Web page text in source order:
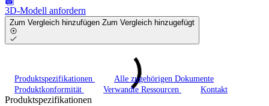
3D-Modell anfordern
Zum Vergleich hinzufügen Zum Vergleich hinzugefügt
Produktspezifikationen
Alle zugehörigen Dokumente
Produktkonformität
Verwandte Ressourcen Kontakt
Produktspezifikationen